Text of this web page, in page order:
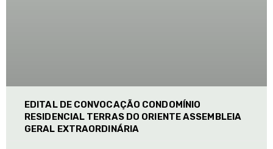
EDITAL DE CONVOCAÇÃO CONDOMÍNIO
RESIDENCIAL TERRAS DO ORIENTE ASSEMBLEIA
GERAL EXTRAORDINÁRIA